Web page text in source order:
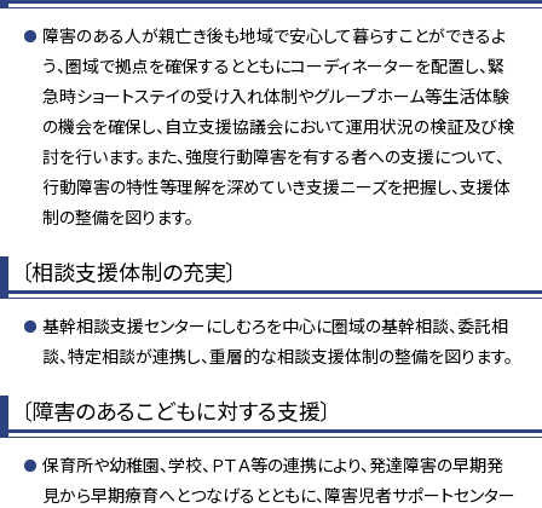
障害のある人が親亡き後も地域で安心して暮らすことができるよ
う、圏域で拠点を確保するとともにコーディネーターを配置し、緊
急時ショートステイの受け入れ体制やグループホーム等生活体験
の機会を確保し、自立支援協議会において運用状況の検証及び検
討を行います。また、強度行動障害を有する者への支援について、
行動障害の特性等理解を深めていき支援ニーズを把握し、支援体
制の整備を図ります。
〔相談支援体制の充実〕
基幹相談支援センターにしむろを中心に圏域の基幹相談、委託相
談、特定相談が連携し、重層的な相談支援体制の整備を図ります。
〔障害のあるこどもに対する支援〕
保育所や幼稚園、学校、ＰＴＡ等の連携により、発達障害の早期発
見から早期療育へとつなげるとともに、障害児者サポートセンター